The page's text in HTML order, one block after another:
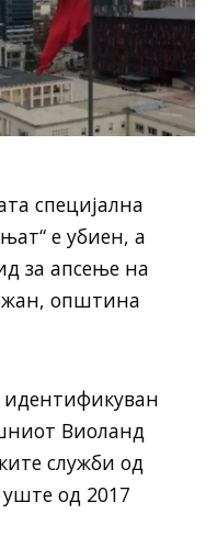
специјална
е убиен, а
за апсење на
општина
Виоланд
служби од
од 2017